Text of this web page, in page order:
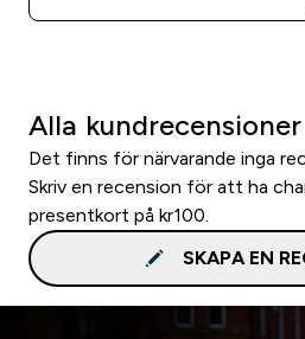
Alla kundrecensioner
Det finns för närvarande inga
Skriv en recension för att ha
presentkort på kr100.
SKAPA EN